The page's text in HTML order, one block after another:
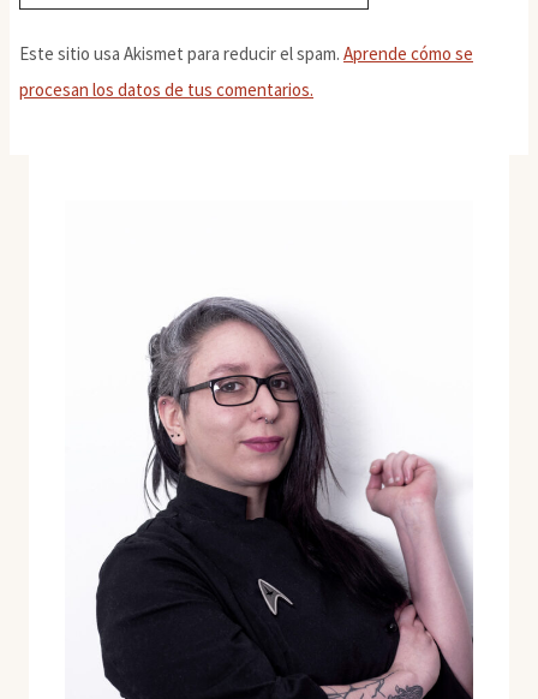
Este sitio usa Akismet para reducir el spam. Aprende cómo se
procesan los datos de tus comentarios.